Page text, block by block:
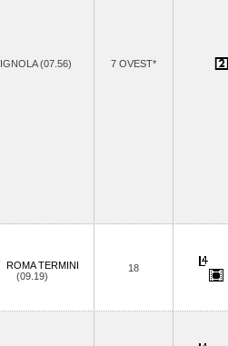
(07.56) 7 OVEST*
ROMA TERMINI
(09.19)
18